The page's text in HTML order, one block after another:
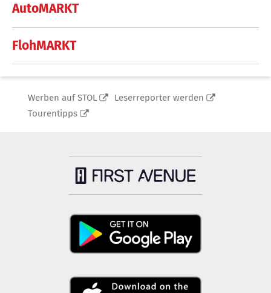
AutoMARKT
FlohMARKT
Werben auf STOL
Leserreporter werden
Tourentipps